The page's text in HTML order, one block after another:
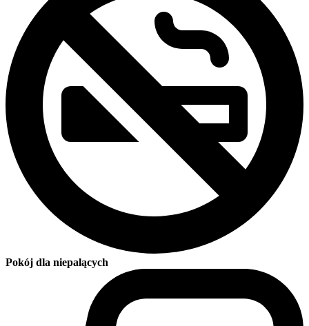
Pokój dla niepalących